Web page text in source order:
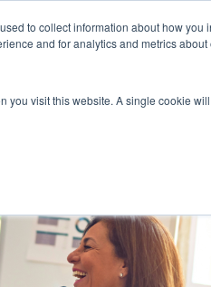
to collect information about how
and for analytics and metrics
you visit this website. A single cookie